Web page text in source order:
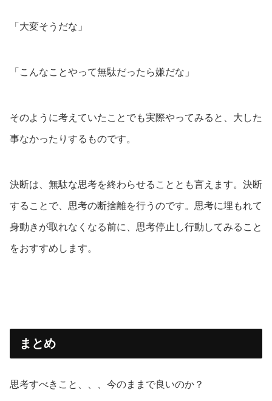
「大変そうだな」
「こんなことやって無駄だったら嫌だな」
そのように考えていたことでも実際やってみると、大した
事なかったりするものです。
決断は、無駄な思考を終わらせることとも言えます。決断
することで、思考の断捨離を行うのです。思考に埋もれて
身動きが取れなくなる前に、思考停止し行動してみること
をおすすめします。
まとめ
思考すべきこと、、、今のままで良いのか？